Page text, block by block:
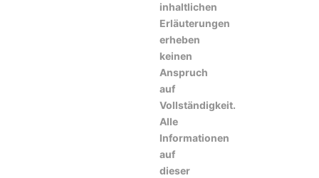
inhaltlichen
Erläuterungen
erheben
keinen
Anspruch
auf
Vollständigkeit.
Alle
Informationen
auf
dieser